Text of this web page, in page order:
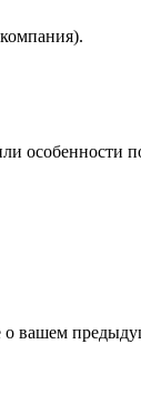
особенности
вашем